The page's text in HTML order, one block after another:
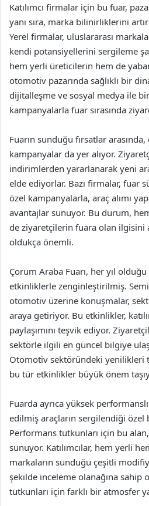
Katılımcı firmalar için bu fuar,
yanı sıra, marka bilinirliklerini
Yerel firmalar, uluslararası
kendi potansiyellerini sergileme
hem yerli üreticilerin hem de
otomotiv pazarında sağlıklı bir
dijitalleşme ve sosyal medya ile
kampanyalarla fuar sırasında
Fuarın sunduğu fırsatlar
kampanyalar da yer alıyor.
indirimlerden yararlanarak yeni
elde ediyorlar. Bazı firmalar, fuar
özel kampanyalarla, araç alımı
avantajlar sunuyor. Bu durum,
de ziyaretçilerin fuara olan ilgisini
oldukça önemli.
Çorum Araba Fuarı, her yıl
etkinliklerle zenginleştirilmiş.
otomotiv üzerine konuşmalar,
araya getiriyor. Bu etkinlikler,
paylaşımını teşvik ediyor.
sektörle ilgili en güncel bilgiye
Otomotiv sektöründeki yenilikleri
bu tür etkinlikler büyük önem
Fuarda ayrıca yüksek
edilmiş araçların sergilendiği
Performans tutkunları için bu
sunuyor. Katılımcılar, hem yerli
markaların sunduğu çeşitli
şekilde inceleme olanağına sahip
tutkunları için farklı bir atmosfer